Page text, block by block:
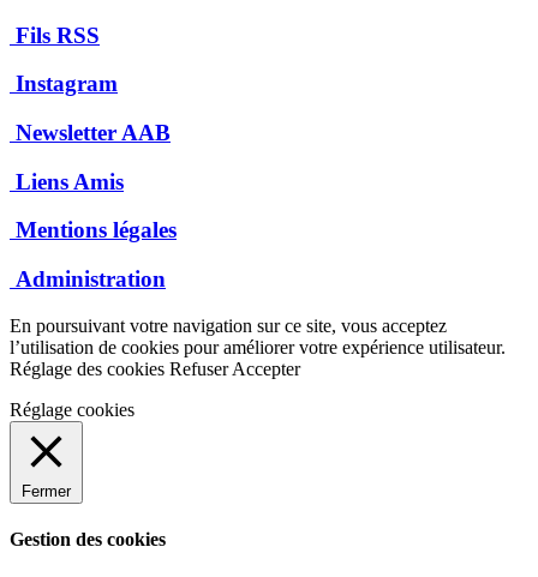
Fils RSS
Instagram
Newsletter AAB
Liens Amis
Mentions légales
Administration
En poursuivant votre navigation sur ce site, vous acceptez
l’utilisation de cookies pour améliorer votre expérience utilisateur.
Réglage des cookies Refuser Accepter
Réglage cookies
Fermer
Gestion des cookies